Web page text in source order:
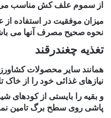
از سموم علف کش مناسب
میزان موفقیت در استفاده از
نحوه صحیح مصرف آنها می
تغذیه چغندرقند
همانند سایر محصولات
نیازهای غذائی خود را از خاک
و بقیه را بایستی از کودهای
پاشی روی سطح برگ تامین